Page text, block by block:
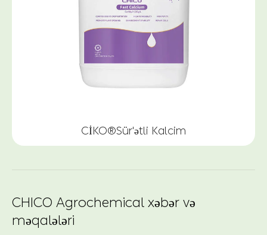
CİKO®Sür'ətli Kalcim
CHICO Agrochemical xəbər və
məqalələri